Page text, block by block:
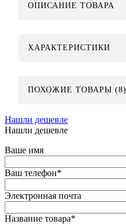
ОПИСАНИЕ ТОВАРА
ХАРАКТЕРИСТИКИ
ПОХОЖИЕ ТОВАРЫ (8)
Нашли дешевле
Нашли дешевле
Ваше имя
Ваш телефон*
Электронная почта
Название товара*